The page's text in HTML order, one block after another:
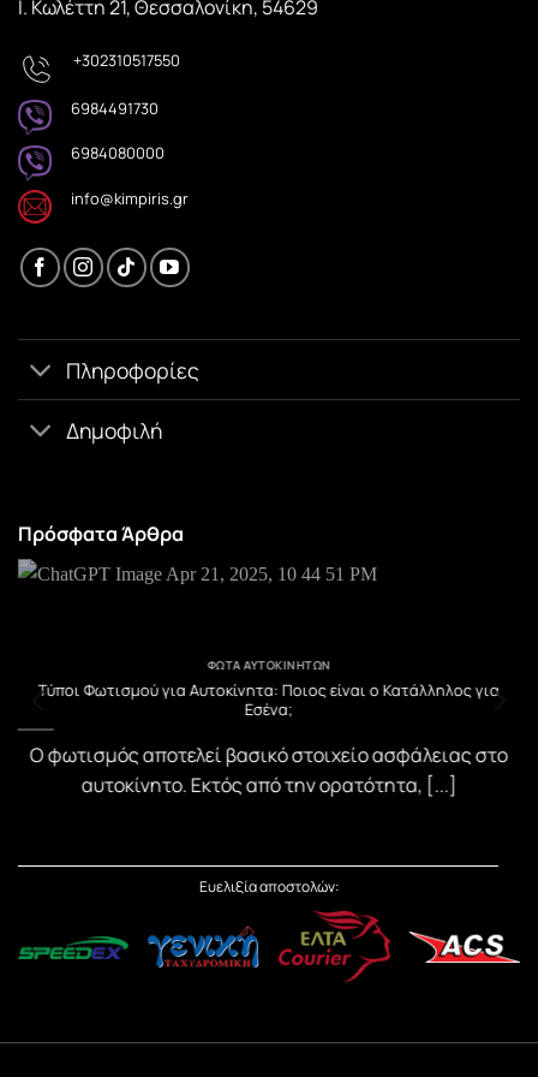
Ι. Κωλέττη 21, Θεσσαλονίκη, 54629
+302310517550
6984491730
6984080000
info@kimpiris.gr
Πληροφορίες
Δημοφιλή
Πρόσφατα Άρθρα
ΦΏΤΑ ΑΥΤΟΚΙΝΉΤΩΝ
Τύποι Φωτισμού για Αυτοκίνητα: Ποιος είναι ο Κατάλληλος για
Εσένα;
Ο φωτισμός αποτελεί βασικό στοιχείο ασφάλειας στο
αυτοκίνητο. Εκτός από την ορατότητα, [...]
Ευελιξία αποστολών: